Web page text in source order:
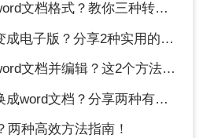
档格式？教你三种转换方法！
子版？分享2种实用的方法！
档并编辑？这2个方法了解一下！
文档？分享两种有效的方法！
两种高效方法指南！